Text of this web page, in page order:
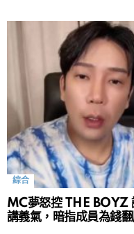
綜合
MC夢怒控 THE BOYZ
講義氣，暗指成員為錢